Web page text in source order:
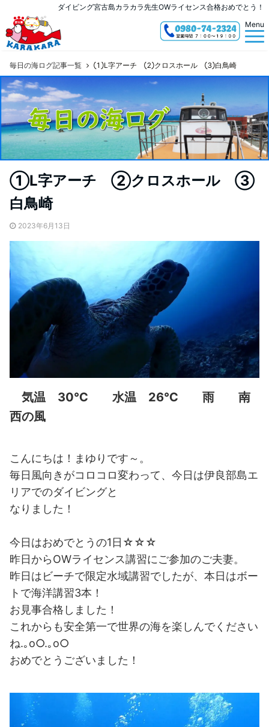
ダイビング宮古島カラカラ先生OWライセンス合格おめでとう！
Menu
毎日の海ログ記事一覧 ①L字アーチ ②クロスホール ③白鳥崎
①L字アーチ ②クロスホール ③
白鳥崎
2023年6月13日
気温 30℃ 水温 26℃ 雨 南
西の風
こんにちは！まゆりです～。
毎日風向きがコロコロ変わって、今日は伊良部島エ
リアでのダイビングと
なりました！
今日はおめでとうの1日☆☆☆
昨日からOWライセンス講習にご参加のご夫妻。
昨日はビーチで限定水域講習でしたが、本日はボー
トで海洋講習3本！
お見事合格しました！
これからも安全第一で世界の海を楽しんでください
ね.｡o○.｡o○
おめでとうございました！